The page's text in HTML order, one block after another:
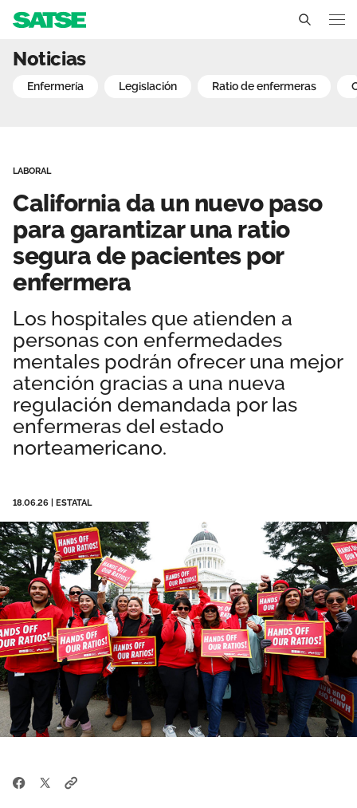
Delegados Sindicales
Estructura organizativa
Transparencia
Secciones sindicales
Servicios
Actualidad
Temas
Sala de prensa
Perspectivas
Vídeos
Publicaciones
Sedes
Contáctanos
Área privada
Únete
California da un nuevo
Noticias
enfermería legislación ratio de enfermeras
LABORAL
California da un nuevo paso
para garantizar una ratio
segura de pacientes por
enfermera
Los hospitales que atienden a
personas con enfermedades
mentales podrán ofrecer una mejor
atención gracias a una nueva
regulación demandada por las
enfermeras del estado
norteamericano.
18.06.26 ESTATAL